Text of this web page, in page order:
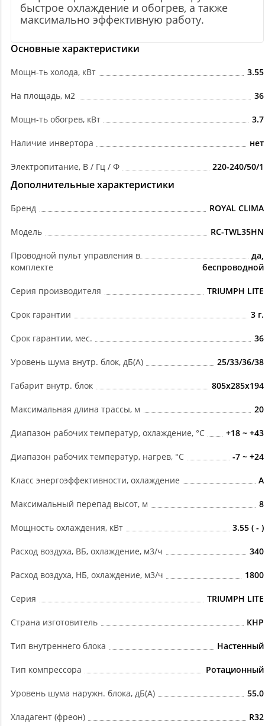
быстрое охлаждение и обогрев, а также
максимально эффективную работу.
Основные характеристики
Мощн-ть холода, кВт 3.55
На площадь, м2 36
Мощн-ть обогрев, кВт 3.7
Наличие инвертора нет
Электропитание, В / Гц / Ф 220-240/50/1
Дополнительные характеристики
Бренд ROYAL CLIMA
Модель RC-TWL35HN
Проводной пульт управления в
комплекте
да,
беспроводной
Серия производителя TRIUMPH LITE
Срок гарантии 3 г.
Срок гарантии, мес. 36
Уровень шума внутр. блок, дБ(А) 25/33/36/38
Габарит внутр. блок 805x285x194
Максимальная длина трассы, м 20
Диапазон рабочих температур, охлаждение, °C +18 ~ +43
Диапазон рабочих температур, нагрев, °C -7 ~ +24
Класс энергоэффективности, охлаждение A
Максимальный перепад высот, м 8
Мощность охлаждения, кВт 3.55 ( - )
Расход воздуха, ВБ, охлаждение, м3/ч 340
Расход воздуха, НБ, охлаждение, м3/ч 1800
Серия TRIUMPH LITE
Страна изготовитель КНР
Тип внутреннего блока Настенный
Тип компрессора Ротационный
Уровень шума наружн. блока, дБ(А) 55.0
Хладагент (фреон) R32